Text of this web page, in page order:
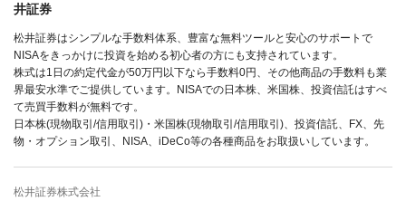
井証券
松井証券はシンプルな手数料体系、豊富な無料ツールと安心のサポートで
NISAをきっかけに投資を始める初心者の方にも支持されています。
株式は1日の約定代金が50万円以下なら手数料0円、その他商品の手数料も業
界最安水準でご提供しています。NISAでの日本株、米国株、投資信託はすべ
て売買手数料が無料です。
日本株(現物取引/信用取引)・米国株(現物取引/信用取引)、投資信託、FX、先
物・オプション取引、NISA、iDeCo等の各種商品をお取扱いしています。
松井証券株式会社